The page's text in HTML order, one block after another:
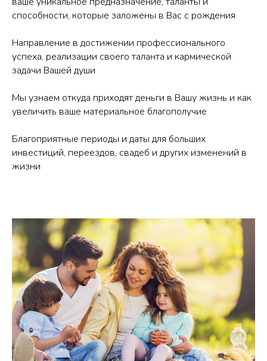
способности, которые заложены в Вас с рождения
Направление в достижении профессионального
успеха, реализации своего таланта и кармической
задачи Вашей души
Мы узнаем откуда приходят деньги в Вашу жизнь и как
увеличить ваше материальное благополучие
Благоприятные периоды и даты для больших
инвестиций, переездов, свадеб и других изменений в
жизни